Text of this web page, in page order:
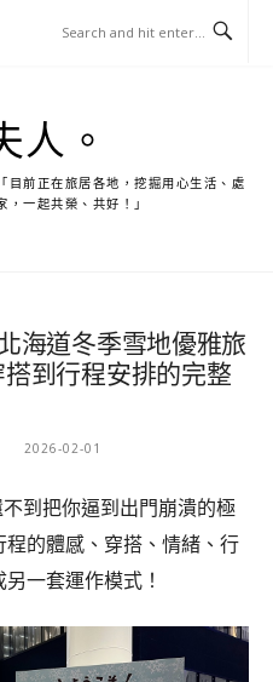
人。
目前正在旅居各地，挖掘用心生活、處
一起共榮、共好！」
海道冬季雪地優雅旅
到行程安排的完整
2026-02-01
到把你逼到出門崩潰的極
的體感、穿搭、情緒、行
一套運作模式！